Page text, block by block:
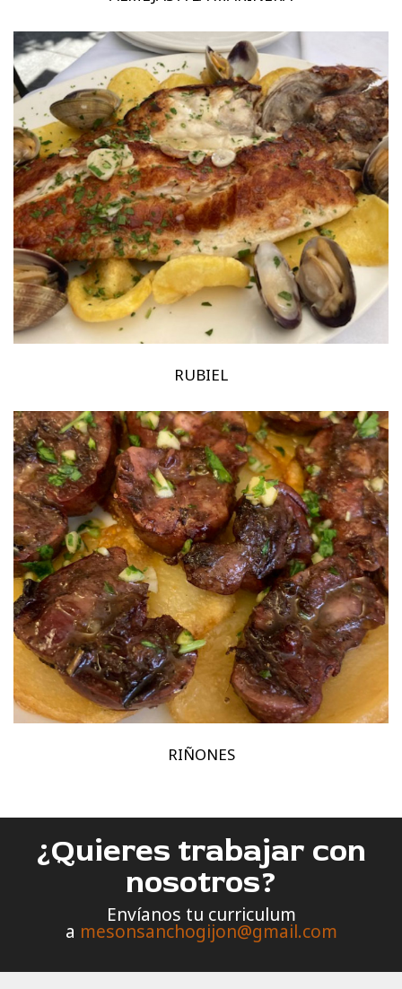
RUBIEL
RIÑONES
¿Quieres trabajar con
nosotros?
Envíanos tu curriculum
a mesonsanchogijon@gmail.com